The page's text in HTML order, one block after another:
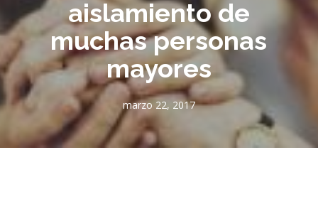
aislamiento de
muchas personas
mayores
marzo 22, 2017